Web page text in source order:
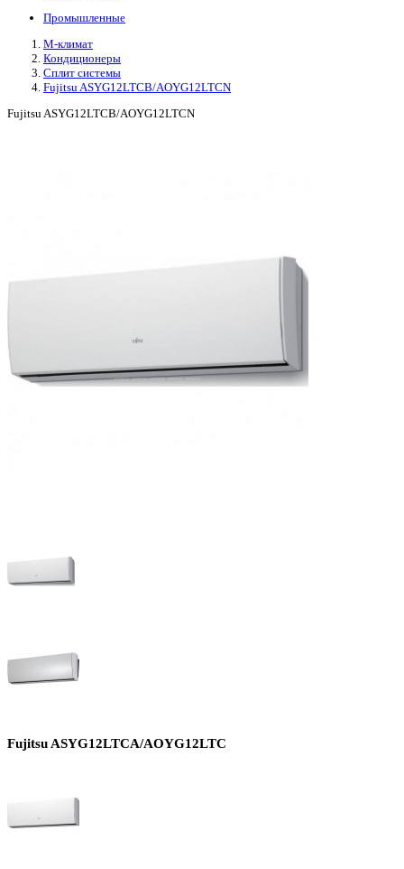
Промышленные
М-климат
Кондиционеры
Сплит системы
Fujitsu ASYG12LTCB/AOYG12LTCN
Fujitsu ASYG12LTCB/AOYG12LTCN
Fujitsu ASYG12LTCA/AOYG12LTC